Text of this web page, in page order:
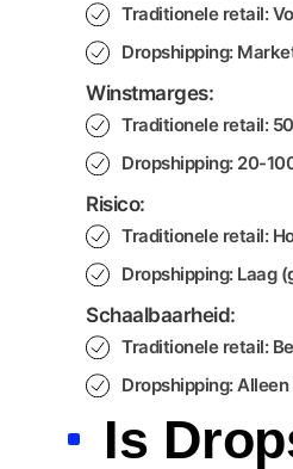
Traditionele retail:
Dropshipping:
Winstmarges:
Traditionele retail:
Dropshipping: 20-
Risico:
Traditionele retail:
Dropshipping: Laag
Schaalbaarheid:
Traditionele retail:
Dropshipping:
Is